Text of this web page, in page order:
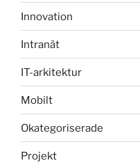
Innovation
Intranät
IT-arkitektur
Mobilt
Okategoriserade
Projekt